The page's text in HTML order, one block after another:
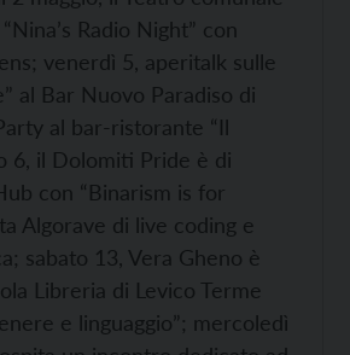
Radio Night” con
venerdì 5, aperitalk sulle
al Bar Nuovo Paradiso di
al bar-ristorante “Il
6, il Dolomiti Pride è di
con “Binarism is for
Algorave di live coding e
sabato 13, Vera Gheno è
Libreria di Levico Terme
e linguaggio”; mercoledì